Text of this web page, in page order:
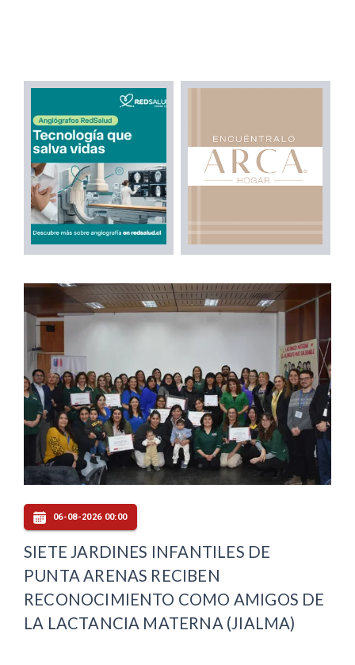
06-08-2026 00:00
SIETE JARDINES INFANTILES DE
PUNTA ARENAS RECIBEN
RECONOCIMIENTO COMO AMIGOS DE
LA LACTANCIA MATERNA (JIALMA)